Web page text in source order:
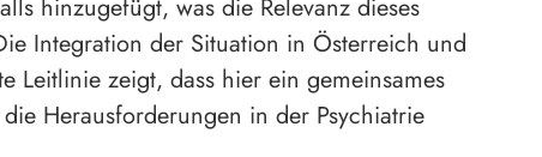
hinzugefügt, was die Relevanz dieses
Integration der Situation in Österreich und
Leitlinie zeigt, dass hier ein gemeinsames
Herausforderungen in der Psychiatrie